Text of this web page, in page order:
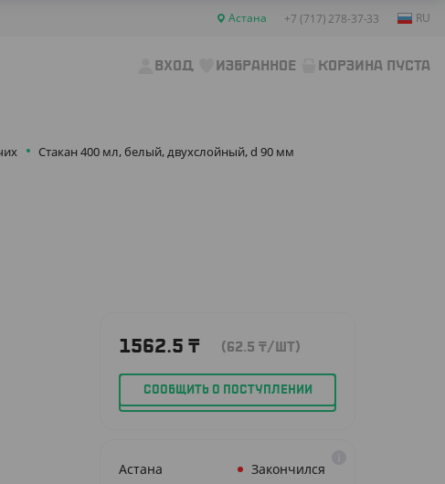
Астана +7 (717) 278-37-33 RU
ВХОД ИЗБРАННОЕ КОРЗИНА ПУСТА
Стакан 400 мл, белый, двухслойный, d 90 мм
1562.5 ₸ (62.5 ₸/ШТ)
СООБЩИТЬ О ПОСТУПЛЕНИИ
Астана
Закончился